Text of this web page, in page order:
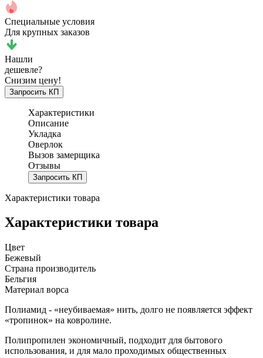
Специальные условия
Для крупных заказов
Нашли
дешевле?
Снизим цену!
Запросить КП
Характеристики
Описание
Укладка
Оверлок
Вызов замерщика
Отзывы
Запросить КП
Характеристики товара
Характеристики товара
Цвет
Бежевый
Страна производитель
Бельгия
Материал ворса
Полиамид - «неубиваемая» нить, долго не появляется эффект
«тропинок» на ковролине.
Полипропилен экономичный, подходит для бытового
использования, и для мало проходимых общественных